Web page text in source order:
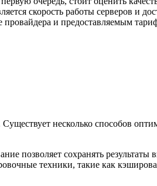
скорость работы серверов и
и предоставляемым
несколько способов
позволяет сохранять результаты
техники, такие как